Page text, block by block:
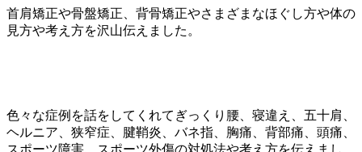
首肩矯正や骨盤矯正、背骨矯正やさまざまなほぐし方や体の
見方や考え方を沢山伝えました。
色々な症例を話をしてくれてぎっくり腰、寝違え、五十肩、
ヘルニア、狭窄症、腱鞘炎、バネ指、胸痛、背部痛、頭痛、
スポーツ障害、スポーツ外傷の対処法や考え方を伝えまし